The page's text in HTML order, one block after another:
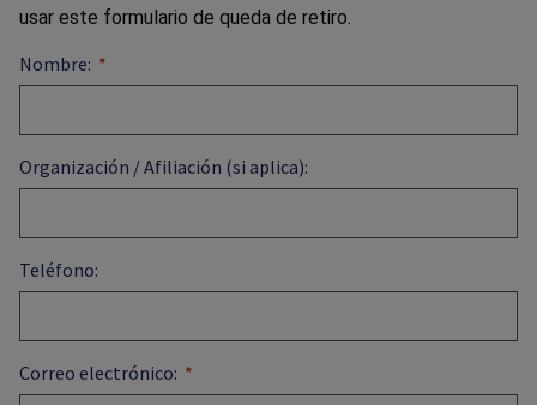
usar este formulario de queda de retiro.
Nombre:
Organización / Afiliación (si aplica):
Teléfono:
Correo electrónico: